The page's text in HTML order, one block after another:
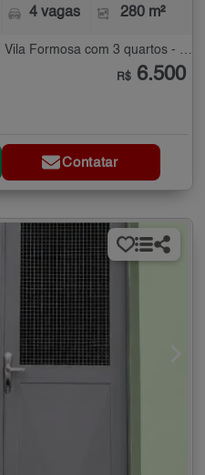
4 vagas 280 m²
Sobrado para Alugar no Jardim Vila Formosa com 3 quartos - 280 m²
R$ 6.500
Contatar